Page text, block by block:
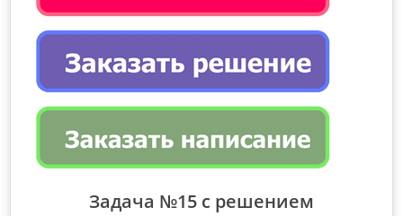
Задача №15 с решением